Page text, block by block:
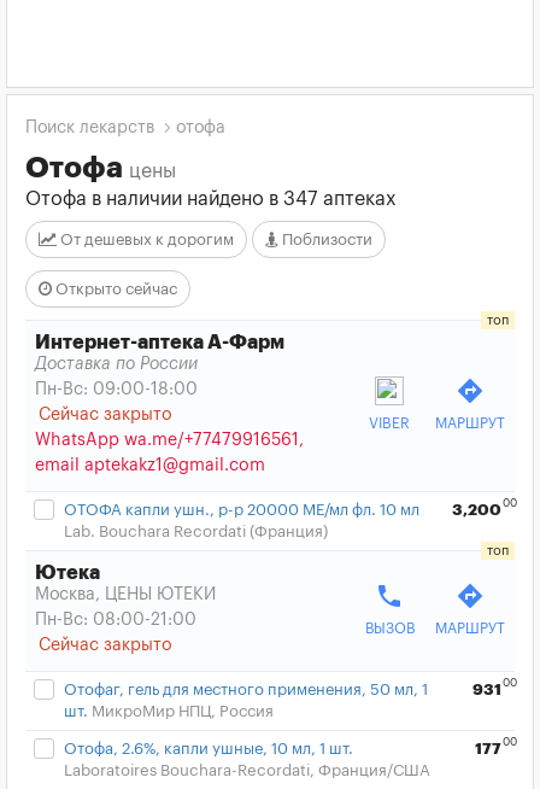
Поиск лекарств отофа
Отофа цены
Отофа в наличии найдено в 347 аптеках
От дешевых к дорогим Поблизости
Открыто сейчас
Интернет-аптека А-Фарм
Доставка по России
Пн-Вс: 09:00-18:00
Сейчас закрыто
WhatsApp wa.me/+77479916561,
email aptekakz1@gmail.com
VIBER
directions
МАРШРУТ
ОТОФА капли ушн., р-р 20000 МЕ/мл фл. 10 мл
Lab. Bouchara Recordati (Франция)
3,200 00
Ютека
Москва, ЦЕНЫ ЮТЕКИ
Пн-Вс: 08:00-21:00
Сейчас закрыто
phone
ВЫЗОВ
directions
МАРШРУТ
Отофаг, гель для местного применения, 50 мл, 1
шт. МикроМир НПЦ, Россия
931 00
Отофа, 2.6%, капли ушные, 10 мл, 1 шт.
Laboratoires Bouchara-Recordati, Франция/США
17700